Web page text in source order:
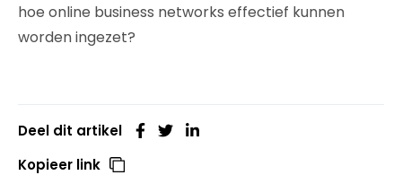
hoe online business networks effectief kunnen
worden ingezet?
Deel dit artikel
Kopieer link